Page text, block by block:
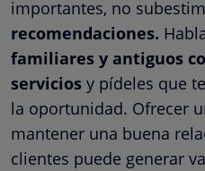
importantes, no
recomendaciones.
familiares y antiguos
servicios y pídeles que
la oportunidad. Ofrecer
mantener una buena
clientes puede generar